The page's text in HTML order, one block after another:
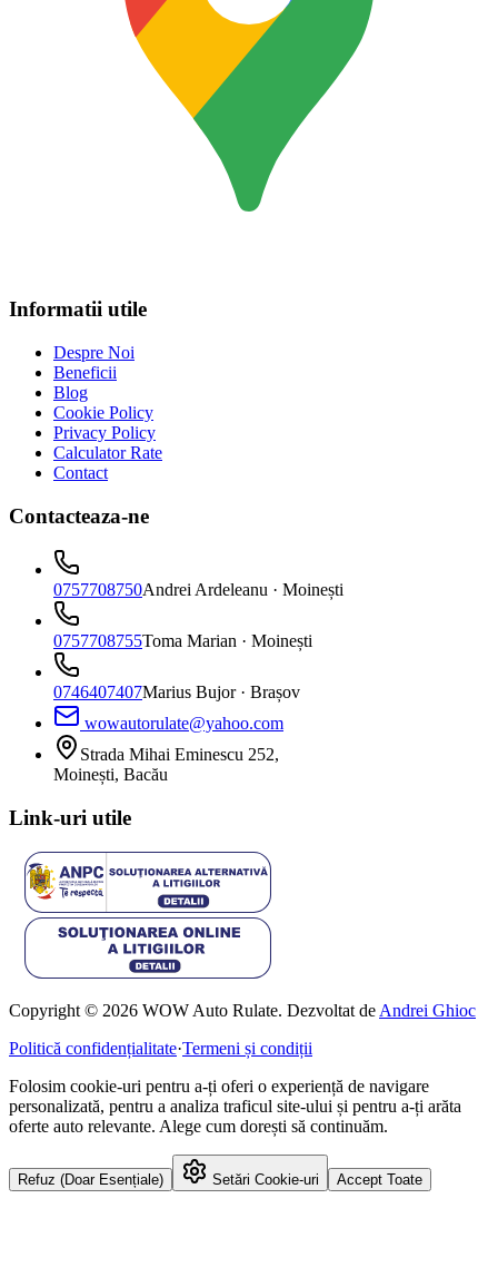
Informatii utile
Despre Noi
Beneficii
Blog
Cookie Policy
Privacy Policy
Calculator Rate
Contact
Contacteaza-ne
0757708750Andrei Ardeleanu · Moinești
0757708755Toma Marian · Moinești
0746407407Marius Bujor · Brașov
wowautorulate@yahoo.com
Strada Mihai Eminescu 252,
Moinești, Bacău
Link-uri utile
Copyright © 2026 WOW Auto Rulate. Dezvoltat de Andrei Ghioc
Politică confidențialitate·Termeni și condiții
Folosim cookie-uri pentru a-ți oferi o experiență de navigare
personalizată, pentru a analiza traficul site-ului și pentru a-ți arăta
oferte auto relevante. Alege cum dorești să continuăm.
Refuz (Doar Esențiale) Setări Cookie-uri Accept Toate